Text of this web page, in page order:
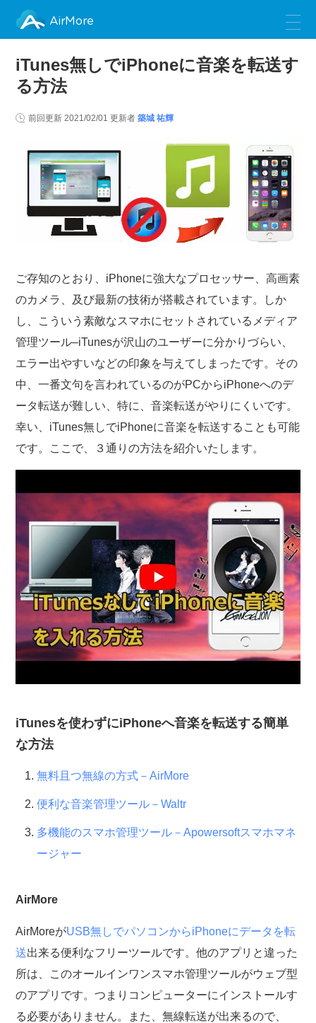
AirMore
iTunes無しでiPhoneに音楽を転送す
る方法
前回更新2021/02/01 更新者築城 祐輝
ご存知のとおり、iPhoneに強大なプロセッサー、高画素
のカメラ、及び最新の技術が搭載されています。しか
し、こういう素敵なスマホにセットされているメディア
管理ツール–iTunesが沢山のユーザーに分かりづらい、
エラー出やすいなどの印象を与えてしまったです。その
中、一番文句を言われているのがPCからiPhoneへのデ
ータ転送が難しい、特に、音楽転送がやりにくいです。
幸い、iTunes無しでiPhoneに音楽を転送することも可能
です。ここで、３通りの方法を紹介いたします。
iTunesを使わずにiPhoneへ音楽を転送する簡単
な方法
無料且つ無線の方式－AirMore
便利な音楽管理ツール－Waltr
多機能のスマホ管理ツール－Apowersoftスマホマネ
ージャー
AirMore
AirMoreがUSB無しでパソコンからiPhoneにデータを転
送出来る便利なフリーツールです。他のアプリと違った
所は、このオールインワンスマホ管理ツールがウェブ型
のアプリです。つまりコンピューターにインストールす
る必要がありません。また、無線転送が出来るので、